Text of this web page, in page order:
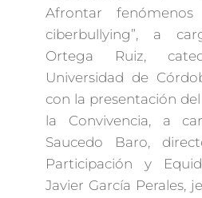
Afrontar
ciberbullying”, a
Ortega Ruiz,
Universidad de
con la presentación
la Convivencia, a
Saucedo Baro,
Participación y
Javier García Perales,